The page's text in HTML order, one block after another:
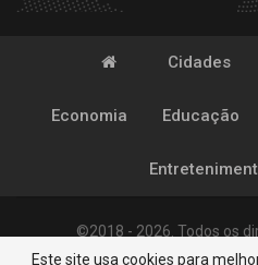
Cidades
Economia Educação
©2018 - 2026. Todos os
Este site usa cookies para